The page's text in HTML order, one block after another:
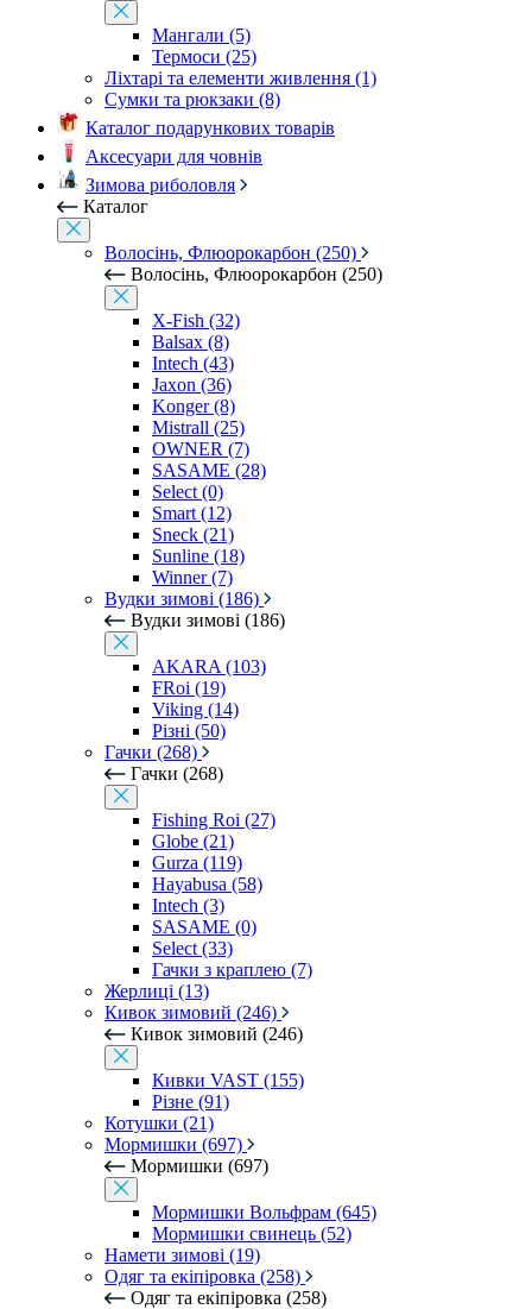
Мангали (5)
Термоси (25)
Ліхтарі та елементи живлення (1)
Сумки та рюкзаки (8)
Каталог подарункових товарів
Аксесуари для човнів
Зимова риболовля
Каталог
Волосінь, Флюорокарбон (250)
Волосінь, Флюорокарбон (250)
X-Fish (32)
Balsax (8)
Intech (43)
Jaxon (36)
Konger (8)
Mistrall (25)
OWNER (7)
SASAME (28)
Select (0)
Smart (12)
Sneck (21)
Sunline (18)
Winner (7)
Вудки зимові (186)
Вудки зимові (186)
AKARA (103)
FRoi (19)
Viking (14)
Різні (50)
Гачки (268)
Гачки (268)
Fishing Roi (27)
Globe (21)
Gurza (119)
Hayabusa (58)
Intech (3)
SASAME (0)
Select (33)
Гачки з краплею (7)
Жерлиці (13)
Кивок зимовий (246)
Кивок зимовий (246)
Кивки VAST (155)
Різне (91)
Котушки (21)
Мормишки (697)
Мормишки (697)
Мормишки Вольфрам (645)
Мормишки свинець (52)
Намети зимові (19)
Одяг та екіпіровка (258)
Одяг та екіпіровка (258)